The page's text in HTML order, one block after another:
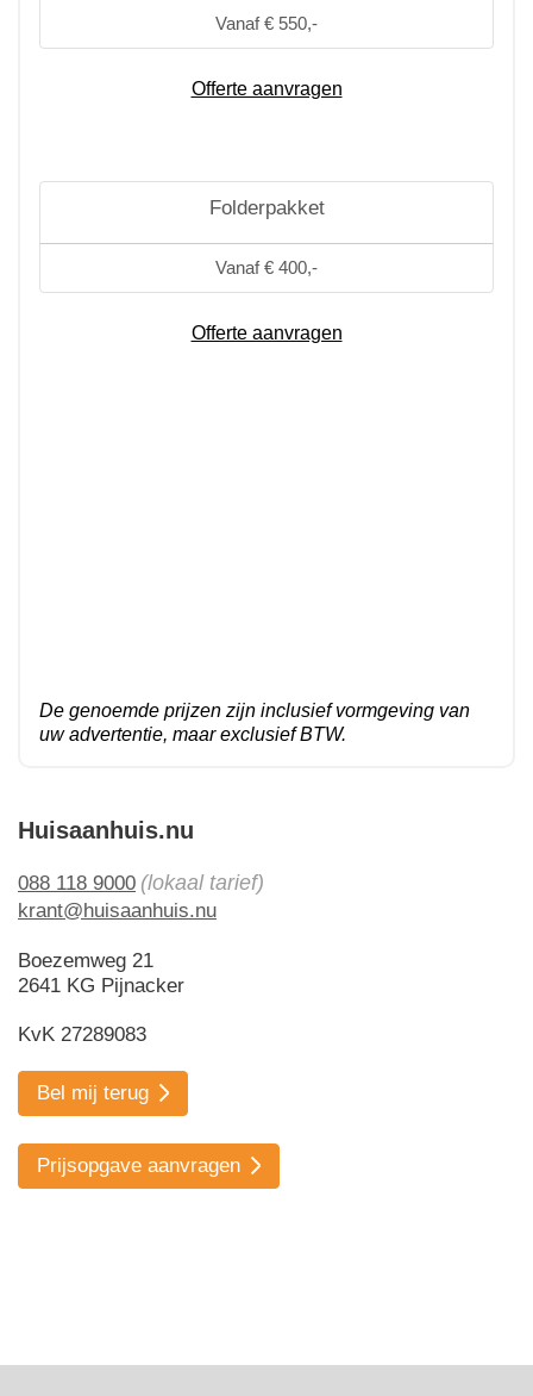
Huisaanhuis.nu
088 118 9000 (lokaal tarief)
krant@huisaanhuis.nu
Boezemweg 21
2641 KG Pijnacker
KvK 27289083
Bel mij terug
Prijsopgave aanvragen
Vanaf € 550,-
Offerte aanvragen
Folderpakket
Vanaf € 400,-
Offerte aanvragen
De genoemde prijzen zijn inclusief vormgeving van
uw advertentie, maar exclusief BTW.